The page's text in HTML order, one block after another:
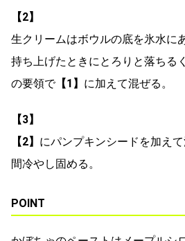
【2】
生クリームはボウルの底を氷水に
持ち上げたときにとろりと落ちる
の要領で【1】 に加えて混ぜる。
【3】
【2】 にパンプキンシードを加え
間冷やし固める。
POINT